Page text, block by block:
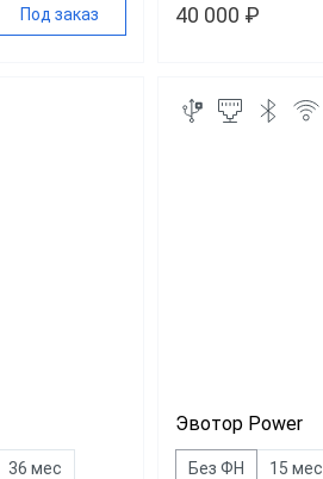
Под заказ 40 000 ₽
36 мес
Эвотор Power
Без ФН 15 мес